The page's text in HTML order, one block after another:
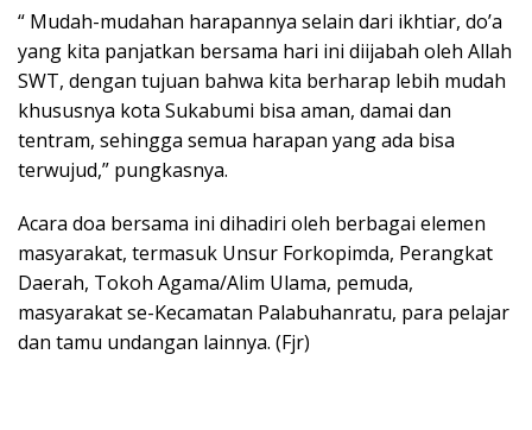
“ Mudah-mudahan harapannya selain dari ikhtiar, do’a
yang kita panjatkan bersama hari ini diijabah oleh Allah
SWT, dengan tujuan bahwa kita berharap lebih mudah
khususnya kota Sukabumi bisa aman, damai dan
tentram, sehingga semua harapan yang ada bisa
terwujud,” pungkasnya.
Acara doa bersama ini dihadiri oleh berbagai elemen
masyarakat, termasuk Unsur Forkopimda, Perangkat
Daerah, Tokoh Agama/Alim Ulama, pemuda,
masyarakat se-Kecamatan Palabuhanratu, para pelajar
dan tamu undangan lainnya. (Fjr)